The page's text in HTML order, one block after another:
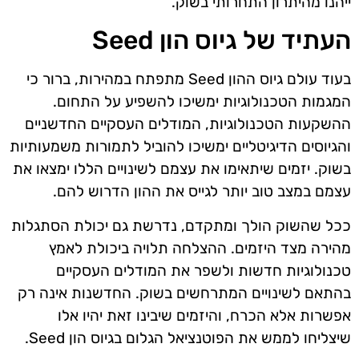
העתיד של גיוס הון Seed
בעוד עולם גיוס ההון Seed מתפתח במהירות, ברור כי
המגמות הטכנולוגיות ימשיכו להשפיע על התחום.
ההשקעות הטכנולוגיות, המודלים העסקיים החדשניים
והגיוסים הדיגיטליים ימשיכו להוביל לתמורות משמעותיות
בשוק. יזמים שיתאימו את עצמם לשינויים הללו ימצאו את
עצמם במצב טוב יותר לגייס את ההון הדרוש להם.
ככל שהשוק הולך ומתקדם, נדרשת גם יכולת הסתגלות
מהירה מצד היזמים. ההצלחה תלויה ביכולת לאמץ
טכנולוגיות חדשות ולשפר את המודלים העסקיים
בהתאם לשינויים המתרחשים בשוק. החדשנות אינה רק
אפשרות אלא הכרח, והיזמים שיבינו זאת יהיו אלו
שיצליחו לממש את הפוטנציאל הגלום בגיוס הון Seed.